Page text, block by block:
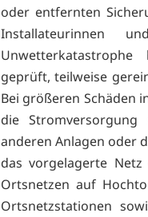
oder entfernten
Installateurinnen
geprüft, teilweise
Bei größeren Schäden
die
anderen Anlagen oder
das vorgelagerte
Ortsnetzen auf
Ortsnetzstationen